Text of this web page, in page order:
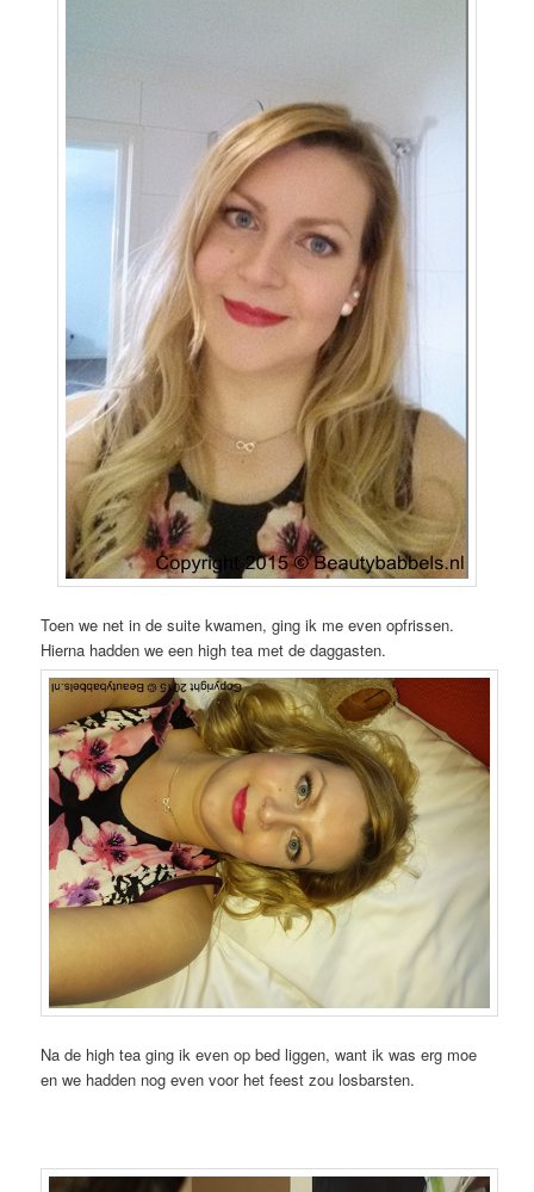
Toen we net in de suite kwamen, ging ik me even opfrissen.
Hierna hadden we een high tea met de daggasten.
Na de high tea ging ik even op bed liggen, want ik was erg moe
en we hadden nog even voor het feest zou losbarsten.